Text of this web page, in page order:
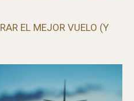
EL MEJOR VUELO (Y